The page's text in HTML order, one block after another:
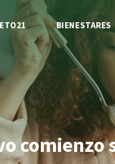
BIENESTARES
comienzo